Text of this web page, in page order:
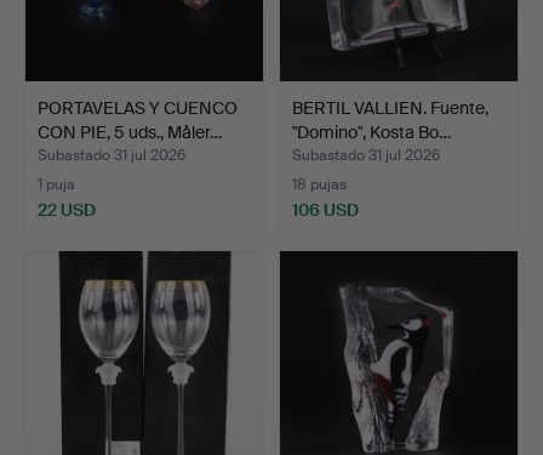
PORTAVELAS Y CUENCO
CON PIE, 5 uds., Måler…
Subastado 31 jul 2026
1 puja
22 USD
BERTIL VALLIEN. Fuente,
"Domino", Kosta Bo…
Subastado 31 jul 2026
18 pujas
106 USD